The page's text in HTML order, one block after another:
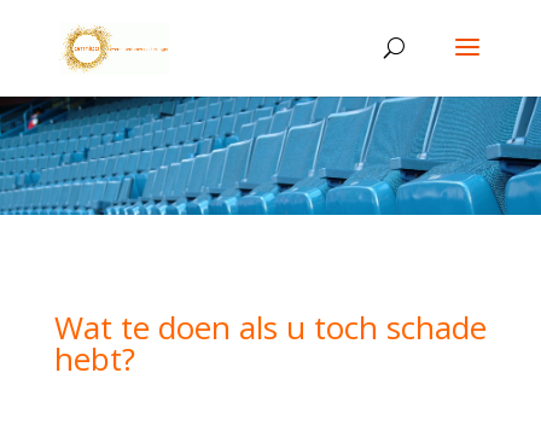
Wat te doen als u toch schade
hebt?